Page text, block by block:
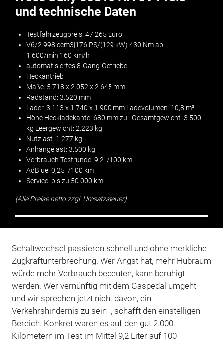
und technische Daten
Testfahrzeugpreis: 47.265 Euro
V6/2.998 ccm3|176 PS/(129 kW) 430 Nm ab
1.600/min|160 km/h
automatisiertes 8-Gang-Getriebe
Heckantrieb
Maße: 5.718 x 2.052 x 2.645 mm
Radstand: 3.520 mm
Lader. 3.113 x 1.740 x 1.900 mm Ladevolumen: 10,8 m³
Höhe Heckladekante: 680 mm zul. Gesamtgewicht: 3.500
kg Leergewicht: 2.223 kg
Nutzlast: 1.277 kg
Anhängelast: 3.500 kg
Verbrauch Testrunde: 9,2 l/100 km
AdBlue: 0,25 l/100 km
Service: bis zu 50.000 km
(Alle Preise netto zzgl. Umsatzsteuer)
Schaltwechsel passieren schnell und ohne merkliche
Zugkraftunterbrechung. Wer Angst hat, mehr Hubraum
würde mehr Verbrauch bedeuten, kann beruhigt
werden. Wer vernünftig mit dem Gaspedal umgeht -
und wir sprechen jetzt nicht davon, ein
Verkehrshindernis zu sein -, schafft den einstelligen
Bereich. Konkret waren es auf den gut 2.000
Kilometern im Test im Mittel 9,2 Liter auf 100